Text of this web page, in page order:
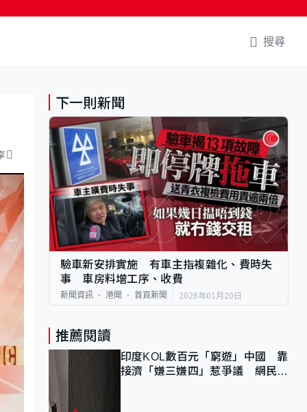
搜尋
下一則新聞
驗車新安排實施 有車主指複雜化、費時失
事 車房料增工序、收費
新聞資訊 港聞 首頁新聞 2026年01月20日
推薦閱讀
印度KOL數百元「窮遊」中國 靠
接濟「嫌三嫌四」惹爭議 網民：